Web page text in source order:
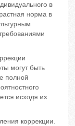
в
норма в
могут быть
полной
исходя из
коррекции.